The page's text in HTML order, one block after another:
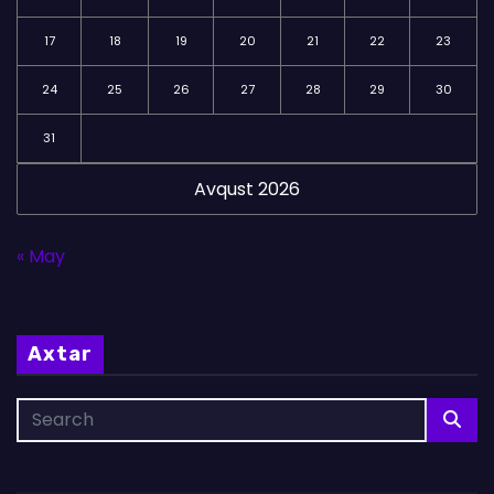
Avqust 2026
17 18 19 20 21 22 23
24 25 26 27 28 29 30
31
« May
Axtar